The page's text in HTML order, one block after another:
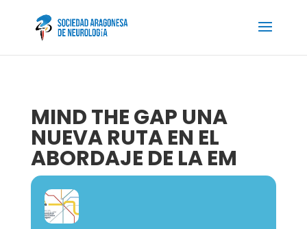
MIND THE GAP UNA
NUEVA RUTA EN EL
ABORDAJE DE LA EM